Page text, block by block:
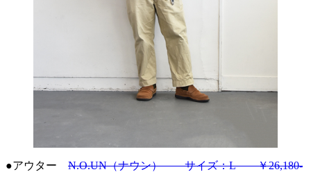
●アウター N.O.UN（ナウン） サイズ：L ￥26,180-